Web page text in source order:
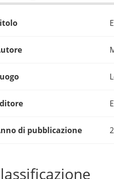
di pubblicazione